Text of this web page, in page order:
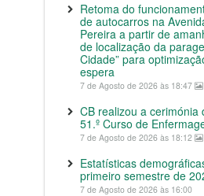
Retoma do
de autocarros na
Pereira a partir de
de localização da
Cidade” para
espera
7 de Agosto de 2026 às 18:47
CB realizou a cerimónia
51.º Curso de
7 de Agosto de 2026 às 18:12
Estatísticas
primeiro semestre de
7 de Agosto de 2026 às 16:00